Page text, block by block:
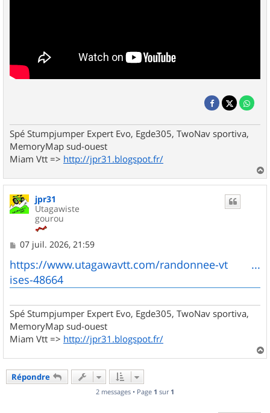
Spé Stumpjumper Expert Evo, Egde305, TwoNav sportiva,
MemoryMap sud-ouest
Miam Vtt => http://jpr31.blogspot.fr/
a
u
jpr31
Utagawiste
gourou
M
s
s
a
g
07 juil. 2026, 21:59
https://www.utagawavtt.com/randonnee-vt ...
ises-48664
Spé Stumpjumper Expert Evo, Egde305, TwoNav sportiva,
MemoryMap sud-ouest
Miam Vtt => http://jpr31.blogspot.fr/
a
Répondre
2 messages • Page 1 sur 1